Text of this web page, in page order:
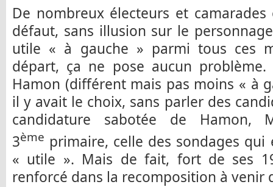
De nombreux électeurs et
défaut, sans illusion sur le
utile « à gauche » parmi tous ces
départ, ça ne pose aucun
Hamon (différent mais pas moins « à
il y avait le choix, sans parler des
candidature sabotée de Hamon,
3ème primaire, celle des sondages
« utile ». Mais de fait, fort de ses
renforcé dans la recomposition à venir